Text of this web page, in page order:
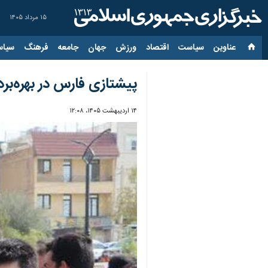
۱۵ مرداد ۱۴۰۵
عناوین‌ سیاست اقتصاد ورزش جهان جامعه فرهنگ
پیشتازی فارس در
۱۴ اردیبهشت ۱۴۰۵، ۱۲:۰۸